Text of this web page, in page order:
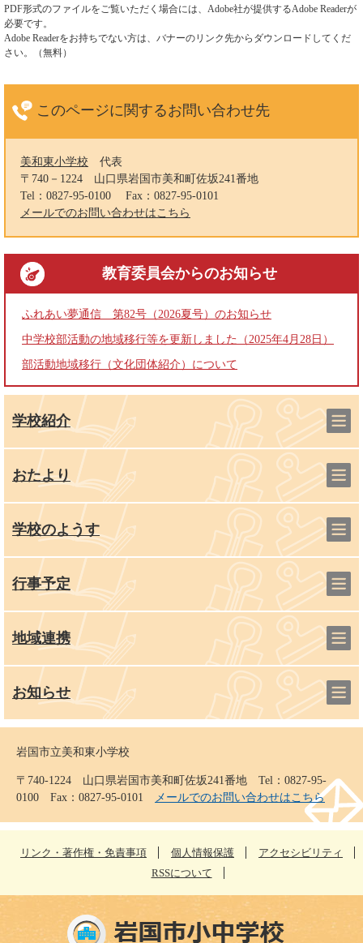
PDF形式のファイルをご覧いただく場合には、Adobe社が提供するAdobe Readerが
必要です。
Adobe Readerをお持ちでない方は、バナーのリンク先からダウンロードしてくだ
さい。（無料）
このページに関するお問い合わせ先
美和東小学校
代表
〒740－1224
山口県岩国市美和町佐坂241番地
Tel：0827-95-0100
Fax：0827-95-0101
メールでのお問い合わせはこちら
教育委員会からのお知らせ
ふれあい夢通信 第82号（2026夏号）のお知らせ
中学校部活動の地域移行等を更新しました（2025年4月28日）
部活動地域移行（文化団体紹介）について
学校紹介
おたより
学校のようす
行事予定
地域連携
お知らせ
岩国市立美和東小学校
〒740-1224 山口県岩国市美和町佐坂241番地 Tel：0827-95-
0100 Fax：0827-95-0101
メールでのお問い合わせはこちら
リンク・著作権・免責事項 個人情報保護
アクセシビリティ
RSSについて